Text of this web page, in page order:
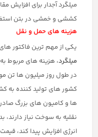
میلگرد آجدار برای
کششی و خمشی در بتن
هزینه های حمل و نقل
یکی از مهم ترین فاکتور
میلگرد، هزینه های مربوط
در طول روز میلیون ها تن
کشور های تولید کننده به
ها و کامیون های بزرگ
نقلیه به سوخت نیاز
انرژی افزایش پیدا کند،